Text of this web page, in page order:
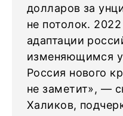
долларов за
не потолок.
адаптации
изменяющимся
Россия нового
не заметит», —
Халиков,